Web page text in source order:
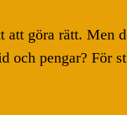
göra rätt. Men
och pengar? För